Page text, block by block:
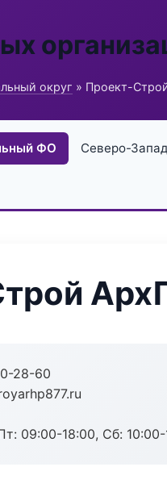
округ » Проект-
ФО Северо-
28-60
09:00-18:00, Сб: 10:00-